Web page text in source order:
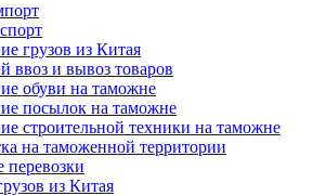
грузов из Китая
ввоз и вывоз товаров
обуви на таможне
посылок на таможне
строительной техники на таможне
на таможенной территории
из Китая